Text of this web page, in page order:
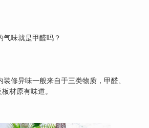
气味就是甲醛吗？
修异味一般来自于三类物质，甲醛、
材原有味道。